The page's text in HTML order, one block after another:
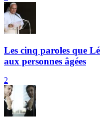
Les cinq paroles que
aux personnes âgées
2